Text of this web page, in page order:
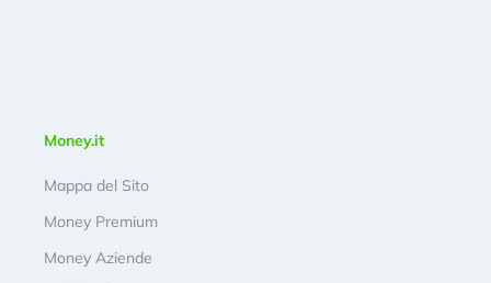
Money.it
Mappa del Sito
Money Premium
Money Aziende